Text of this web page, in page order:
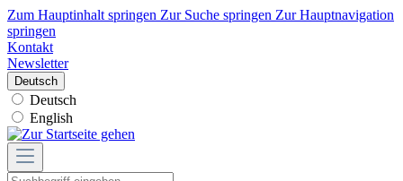
Zum Hauptinhalt springen Zur Suche springen Zur Hauptnavigation
springen
Kontakt
Newsletter
Deutsch
Deutsch
English